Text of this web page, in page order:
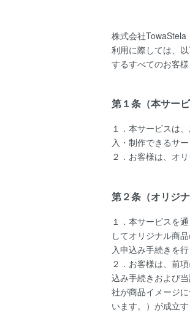
株式会社
利用に際しては、
するすべてのお客
第１条（本サービ
１．本サービスは
入・制作できるサ
２．お客様は、オ
第２条（オリジ
１．本サービスを
してオリジナル商
入申込み手続きを
２．お客様は、前
込み手続きおよび
社が商品イメージ
います。）が成立す